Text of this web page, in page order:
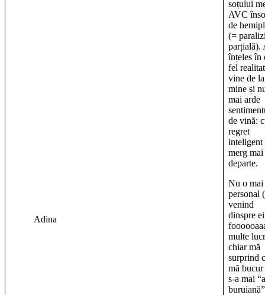
Adina
soțului
AVC
de
(=
parțială).
înțeles în
fel
vine de la
mine și
mai arde
de vină:
regret
inteligent
merg mai
departe.
Nu o mai
personal
venind
dinspre
multe
chiar mă
surprind
mă bucur
s-a mai